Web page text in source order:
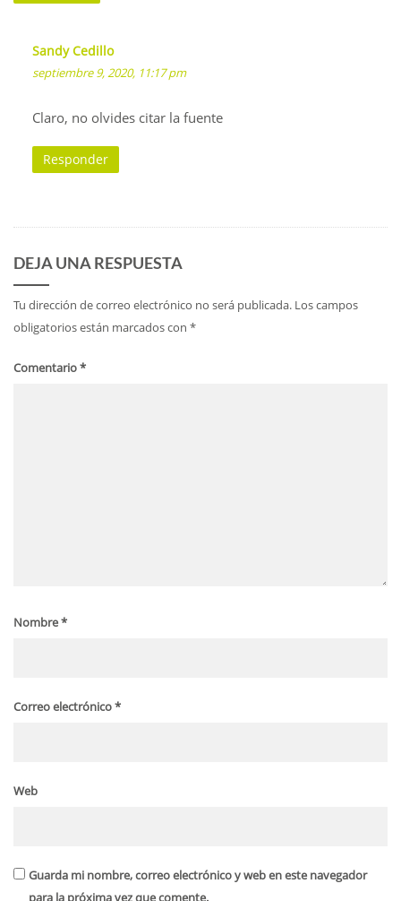
Sandy Cedillo
septiembre 9, 2020, 11:17 pm
Claro, no olvides citar la fuente
Responder
DEJA UNA RESPUESTA
Tu dirección de correo electrónico no será publicada. Los campos
obligatorios están marcados con *
Comentario*
Nombre*
Correo electrónico*
Web
Guarda mi nombre, correo electrónico y web en este navegador
para la próxima vez que comente.